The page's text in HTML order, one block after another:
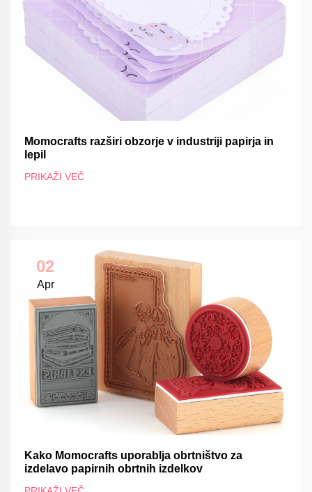
Momocrafts razširi obzorje v industriji papirja in
lepil
PRIKAŽI VEČ
02
Apr
Kako Momocrafts uporablja obrtništvo za
izdelavo papirnih obrtnih izdelkov